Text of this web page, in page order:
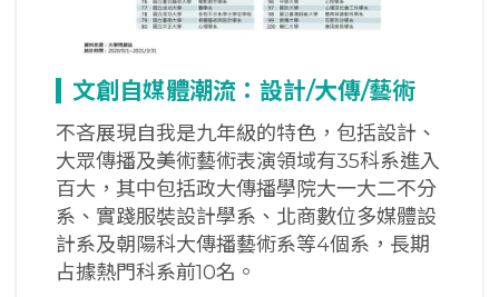
文創自媒體潮流：設計/大傳/藝術
不吝展現自我是九年級的特色，包括設計、
大眾傳播及美術藝術表演領域有35科系進入
百大，其中包括政大傳播學院大一大二不分
系、實踐服裝設計學系、北商數位多媒體設
計系及朝陽科大傳播藝術系等4個系，長期
占據熱門科系前10名。